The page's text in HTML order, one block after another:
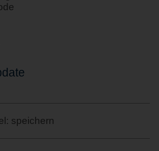
speichern